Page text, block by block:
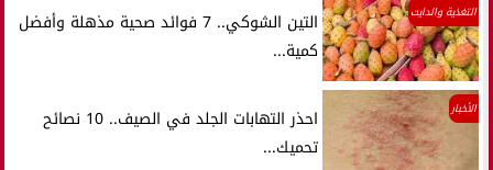
التغذية والدايت
التين الشوكي.. 7 فوائد صحية مذهلة وأفضل
كمية...
الأخبار
احذر التهابات الجلد في الصيف.. 10 نصائح
تحميك...